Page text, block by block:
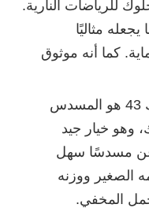
للرياضات النارية.
مثاليًا
كما أنه موثوق
يعد مسدس جلوك 43 هو المسدس
وهو خيار جيد
عن مسدسًا سهل
الصغير ووزنه
المخفي.